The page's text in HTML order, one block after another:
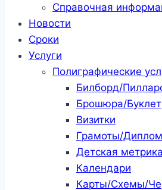
Справочная
Новости
Сроки
Услуги
Полиграфические
Билборд/
Брошюра/Буклет
Визитки
Грамоты/
Детская метрика
Календари
Карты/Схемы/